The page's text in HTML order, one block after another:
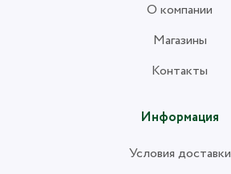
О компании
Магазины
Контакты
Информация
Условия доставки